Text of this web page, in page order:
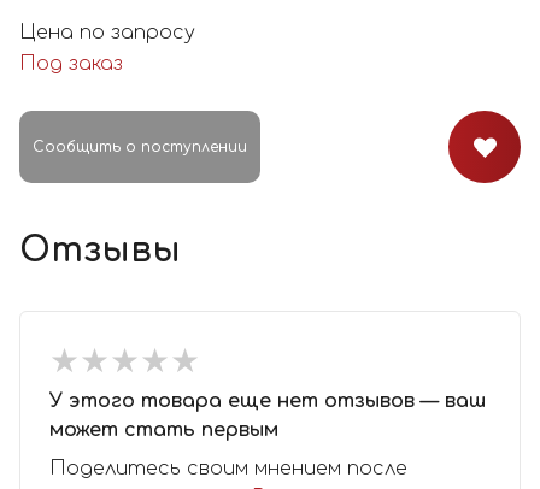
Цена по запросу
Под заказ
Сообщить о поступлении
Отзывы
★★★★★
★★★★★
У этого товара еще нет отзывов — ваш
может стать первым
Поделитесь своим мнением после